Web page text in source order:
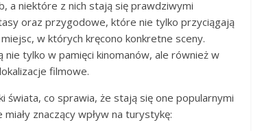
a niektóre z nich stają się prawdziwymi
oraz przygodowe, które nie tylko przyciągają
w których kręcono konkretne sceny.
nie tylko w pamięci kinomanów, ale również w
filmowe.
co sprawia, że stają się one popularnymi
znaczący wpływ na turystykę: